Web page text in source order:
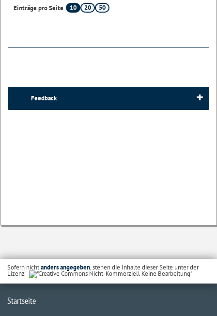
Einträge pro Seite
10 20 50
Feedback
Sofern nichtanders angegeben, stehen die Inhalte dieser Seite unter der
Lizenz
Startseite